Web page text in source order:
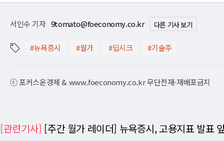
서인수 기자 9tomato@foeconomy.co.kr 다른 기사 보기
#뉴욕증시 #월가 #딥시크 #기술주
ⓒ 포커스온경제 & www.foeconomy.co.kr 무단전재-재배포금지
[관련기사] [주간 월가 레이더] 뉴욕증시, 고용지표 발표